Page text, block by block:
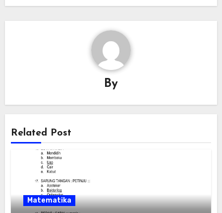
By
Related Post
Matematika